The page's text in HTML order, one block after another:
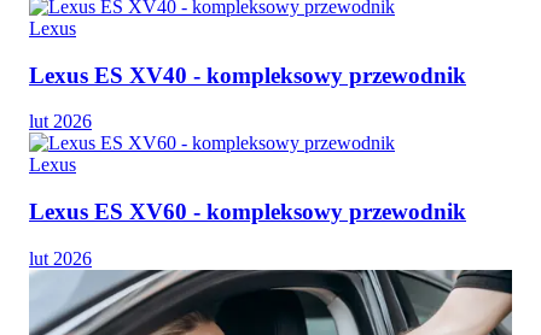
Lexus
Lexus ES XV40 - kompleksowy przewodnik
lut 2026
Lexus
Lexus ES XV60 - kompleksowy przewodnik
lut 2026